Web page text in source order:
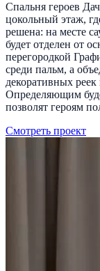
Спальня героев
цокольный этаж,
решена: на месте
будет отделен от
перегородкой
среди пальм, а
декоративных
Определяющим
позволят героям
Смотреть проект